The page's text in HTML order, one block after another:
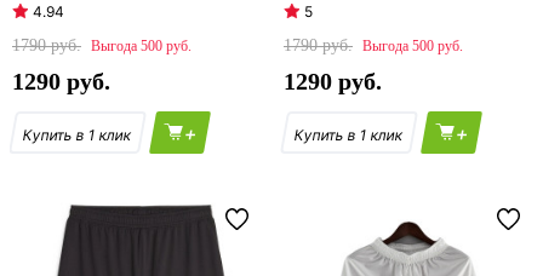
4.94
1790
500
1290
+
5
1790
500
1290
+